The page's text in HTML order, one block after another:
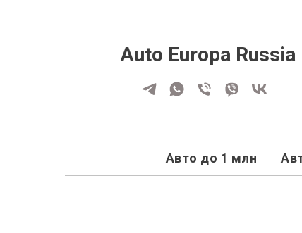
Auto Europa Russia
Авто до 1 млн